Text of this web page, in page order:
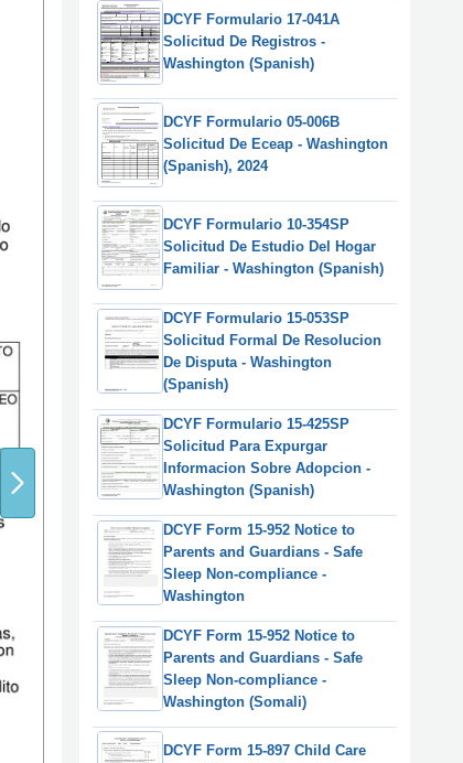
DCYF Formulario 17-041A
Solicitud De Registros -
Washington (Spanish)
DCYF Formulario 05-006B
Solicitud De Eceap - Washington
(Spanish), 2024
DCYF Formulario 10-354SP
Solicitud De Estudio Del Hogar
Familiar - Washington (Spanish)
DCYF Formulario 15-053SP
Solicitud Formal De Resolucion
De Disputa - Washington
(Spanish)
DCYF Formulario 15-425SP
Solicitud Para Expurgar
Informacion Sobre Adopcion -
Washington (Spanish)
DCYF Form 15-952 Notice to
Parents and Guardians - Safe
Sleep Non-compliance -
Washington
DCYF Form 15-952 Notice to
Parents and Guardians - Safe
Sleep Non-compliance -
Washington (Somali)
DCYF Form 15-897 Child Care